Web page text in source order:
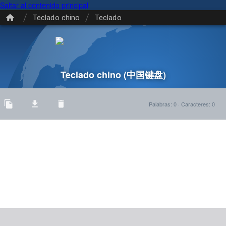
Saltar al contenido principal
/ Teclado chino / Teclado
Teclado chino(中国键盘)
Palabras: 0 · Caracteres: 0